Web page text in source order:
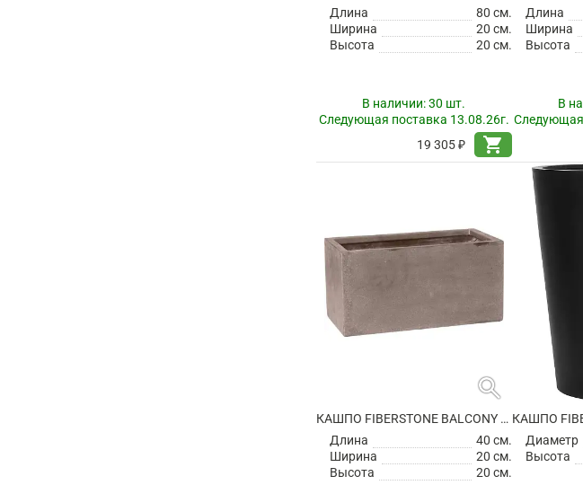
Длина
80 см.
Ширина
20 см.
Высота
20 см.
В наличии:30 шт.
Следующая поставка 13.08.26г.
19 305 ₽
shopping_cart
Длина
Ширина
Высота
В
Следующая
search
КАШПО FIBERSTONE BALCONY XS, TAUPE
Длина
40 см.
Ширина
20 см.
Высота
20 см.
Диаметр
Высота